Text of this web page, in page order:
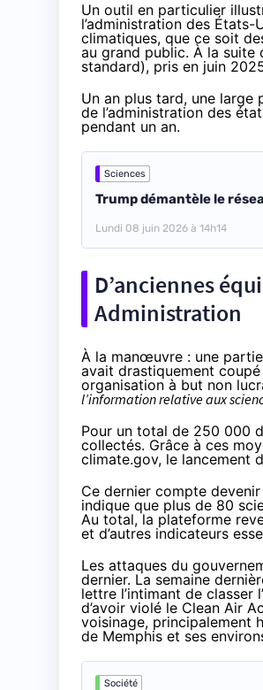
Un outil en particulier
l’administration des
climatiques, que ce soit
au grand public. À la suite
standard), pris en juin
Un an plus tard, une large
de l’administration des
pendant un an.
Sciences
Trump démantèle le
Lundi 08 juin 2026 à 14h14
D’anciennes
Administration
À la manœuvre : une
avait drastiquement
organisation à but non
l’information relative aux
Pour un total de 250 000
collectés. Grâce à ces
climate.gov, le lancement
Ce dernier compte devenir
indique que plus de 80
Au total, la plateforme
et d’autres indicateurs
Les attaques du
dernier. La semaine
lettre l’intimant de classer
d’avoir violé le Clean Air
voisinage, principalement
de Memphis et ses
Société